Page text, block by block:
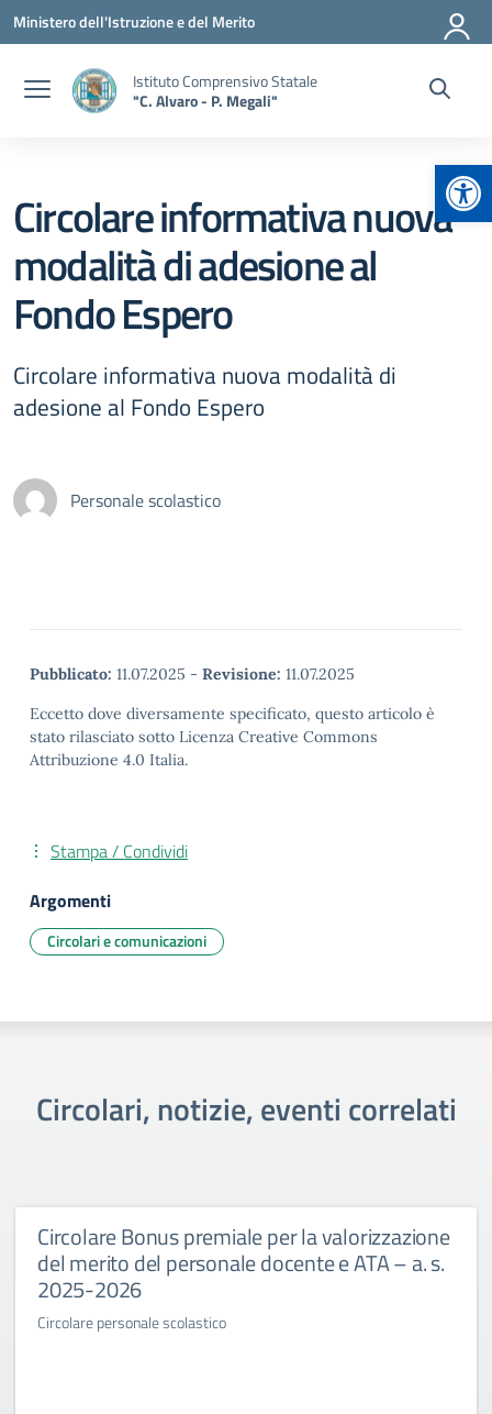
Vai ai contenuti
Vai al menu di navigazione
Vai al footer
Ministero dell'Istruzione e del Merito
Istituto Comprensivo Statale
"C. Alvaro - P. Megali"
Circolare informativa nuova
modalità di adesione al
Fondo Espero
Circolare informativa nuova modalità di
adesione al Fondo Espero
Personale scolastico
Pubblicato: 11.07.2025 - Revisione: 11.07.2025
Eccetto dove diversamente specificato, questo articolo è
stato rilasciato sotto Licenza Creative Commons
Attribuzione 4.0 Italia.
Stampa / Condividi
Argomenti
Circolari e comunicazioni
Circolari, notizie, eventi correlati
Circolare Bonus premiale per la valorizzazione
del merito del personale docente e ATA – a. s.
2025-2026
Circolare personale scolastico